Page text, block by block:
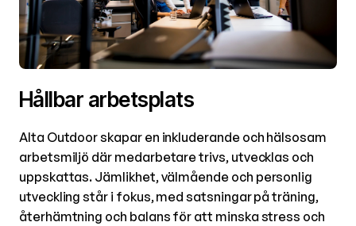
Hållbar arbetsplats
Alta Outdoor skapar en inkluderande och hälsosam
arbetsmiljö där medarbetare trivs, utvecklas och
uppskattas. Jämlikhet, välmående och personlig
utveckling står i fokus, med satsningar på träning,
återhämtning och balans för att minska stress och